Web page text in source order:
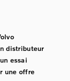
distributeur
essai
une offre